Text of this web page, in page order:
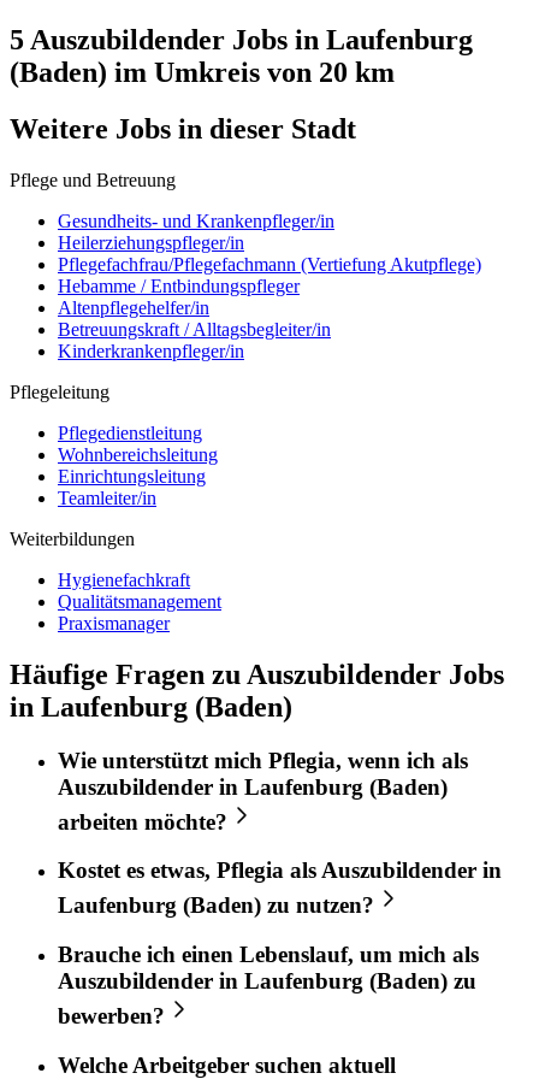
5 Auszubildender Jobs in Laufenburg
(Baden) im Umkreis von 20 km
Weitere Jobs in dieser Stadt
Pflege und Betreuung
Gesundheits- und Krankenpfleger/in
Heilerziehungspfleger/in
Pflegefachfrau/Pflegefachmann (Vertiefung Akutpflege)
Hebamme / Entbindungspfleger
Altenpflegehelfer/in
Betreuungskraft / Alltagsbegleiter/in
Kinderkrankenpfleger/in
Pflegeleitung
Pflegedienstleitung
Wohnbereichsleitung
Einrichtungsleitung
Teamleiter/in
Weiterbildungen
Hygienefachkraft
Qualitätsmanagement
Praxismanager
Häufige Fragen zu Auszubildender Jobs
in Laufenburg (Baden)
Wie unterstützt mich Pflegia, wenn ich als
Auszubildender in Laufenburg (Baden)
arbeiten möchte?
Kostet es etwas, Pflegia alsAuszubildender in
Laufenburg (Baden) zu nutzen?
Brauche ich einen Lebenslauf, um mich als
Auszubildender in Laufenburg (Baden) zu
bewerben?
Welche Arbeitgeber suchen aktuell